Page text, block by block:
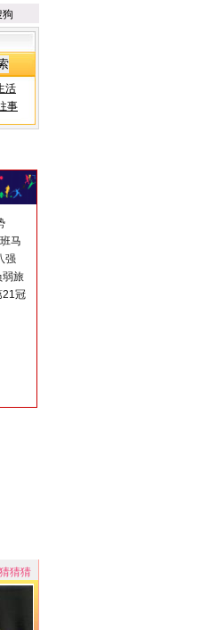
狗
活
事
马
强
旅
21冠
猜猜